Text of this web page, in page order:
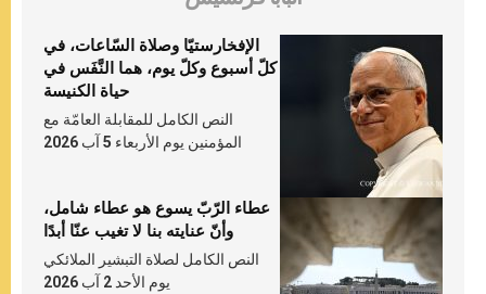
الإفخارستيّا وصلاة السّاعات، في
كلّ أسبوع وكلّ يوم، هما النَّفَس في
حياة الكنيسة
النص الكامل للمقابلة العامّة مع
المؤمنين يوم الأربعاء 5 آب 2026
عطاء الرّبّ يسوع هو عطاء شامل،
وأنّ عنايته بنا لا تغيب عنّا أبدًا
النص الكامل لصلاة التبشير الملائكي
يوم الأحد 2 آب 2026